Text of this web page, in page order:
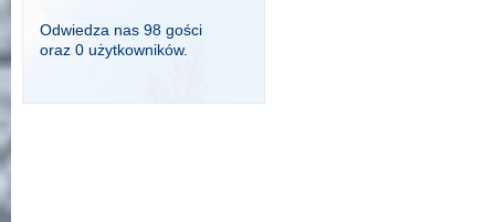
Odwiedza nas 98 gości
oraz 0 użytkowników.